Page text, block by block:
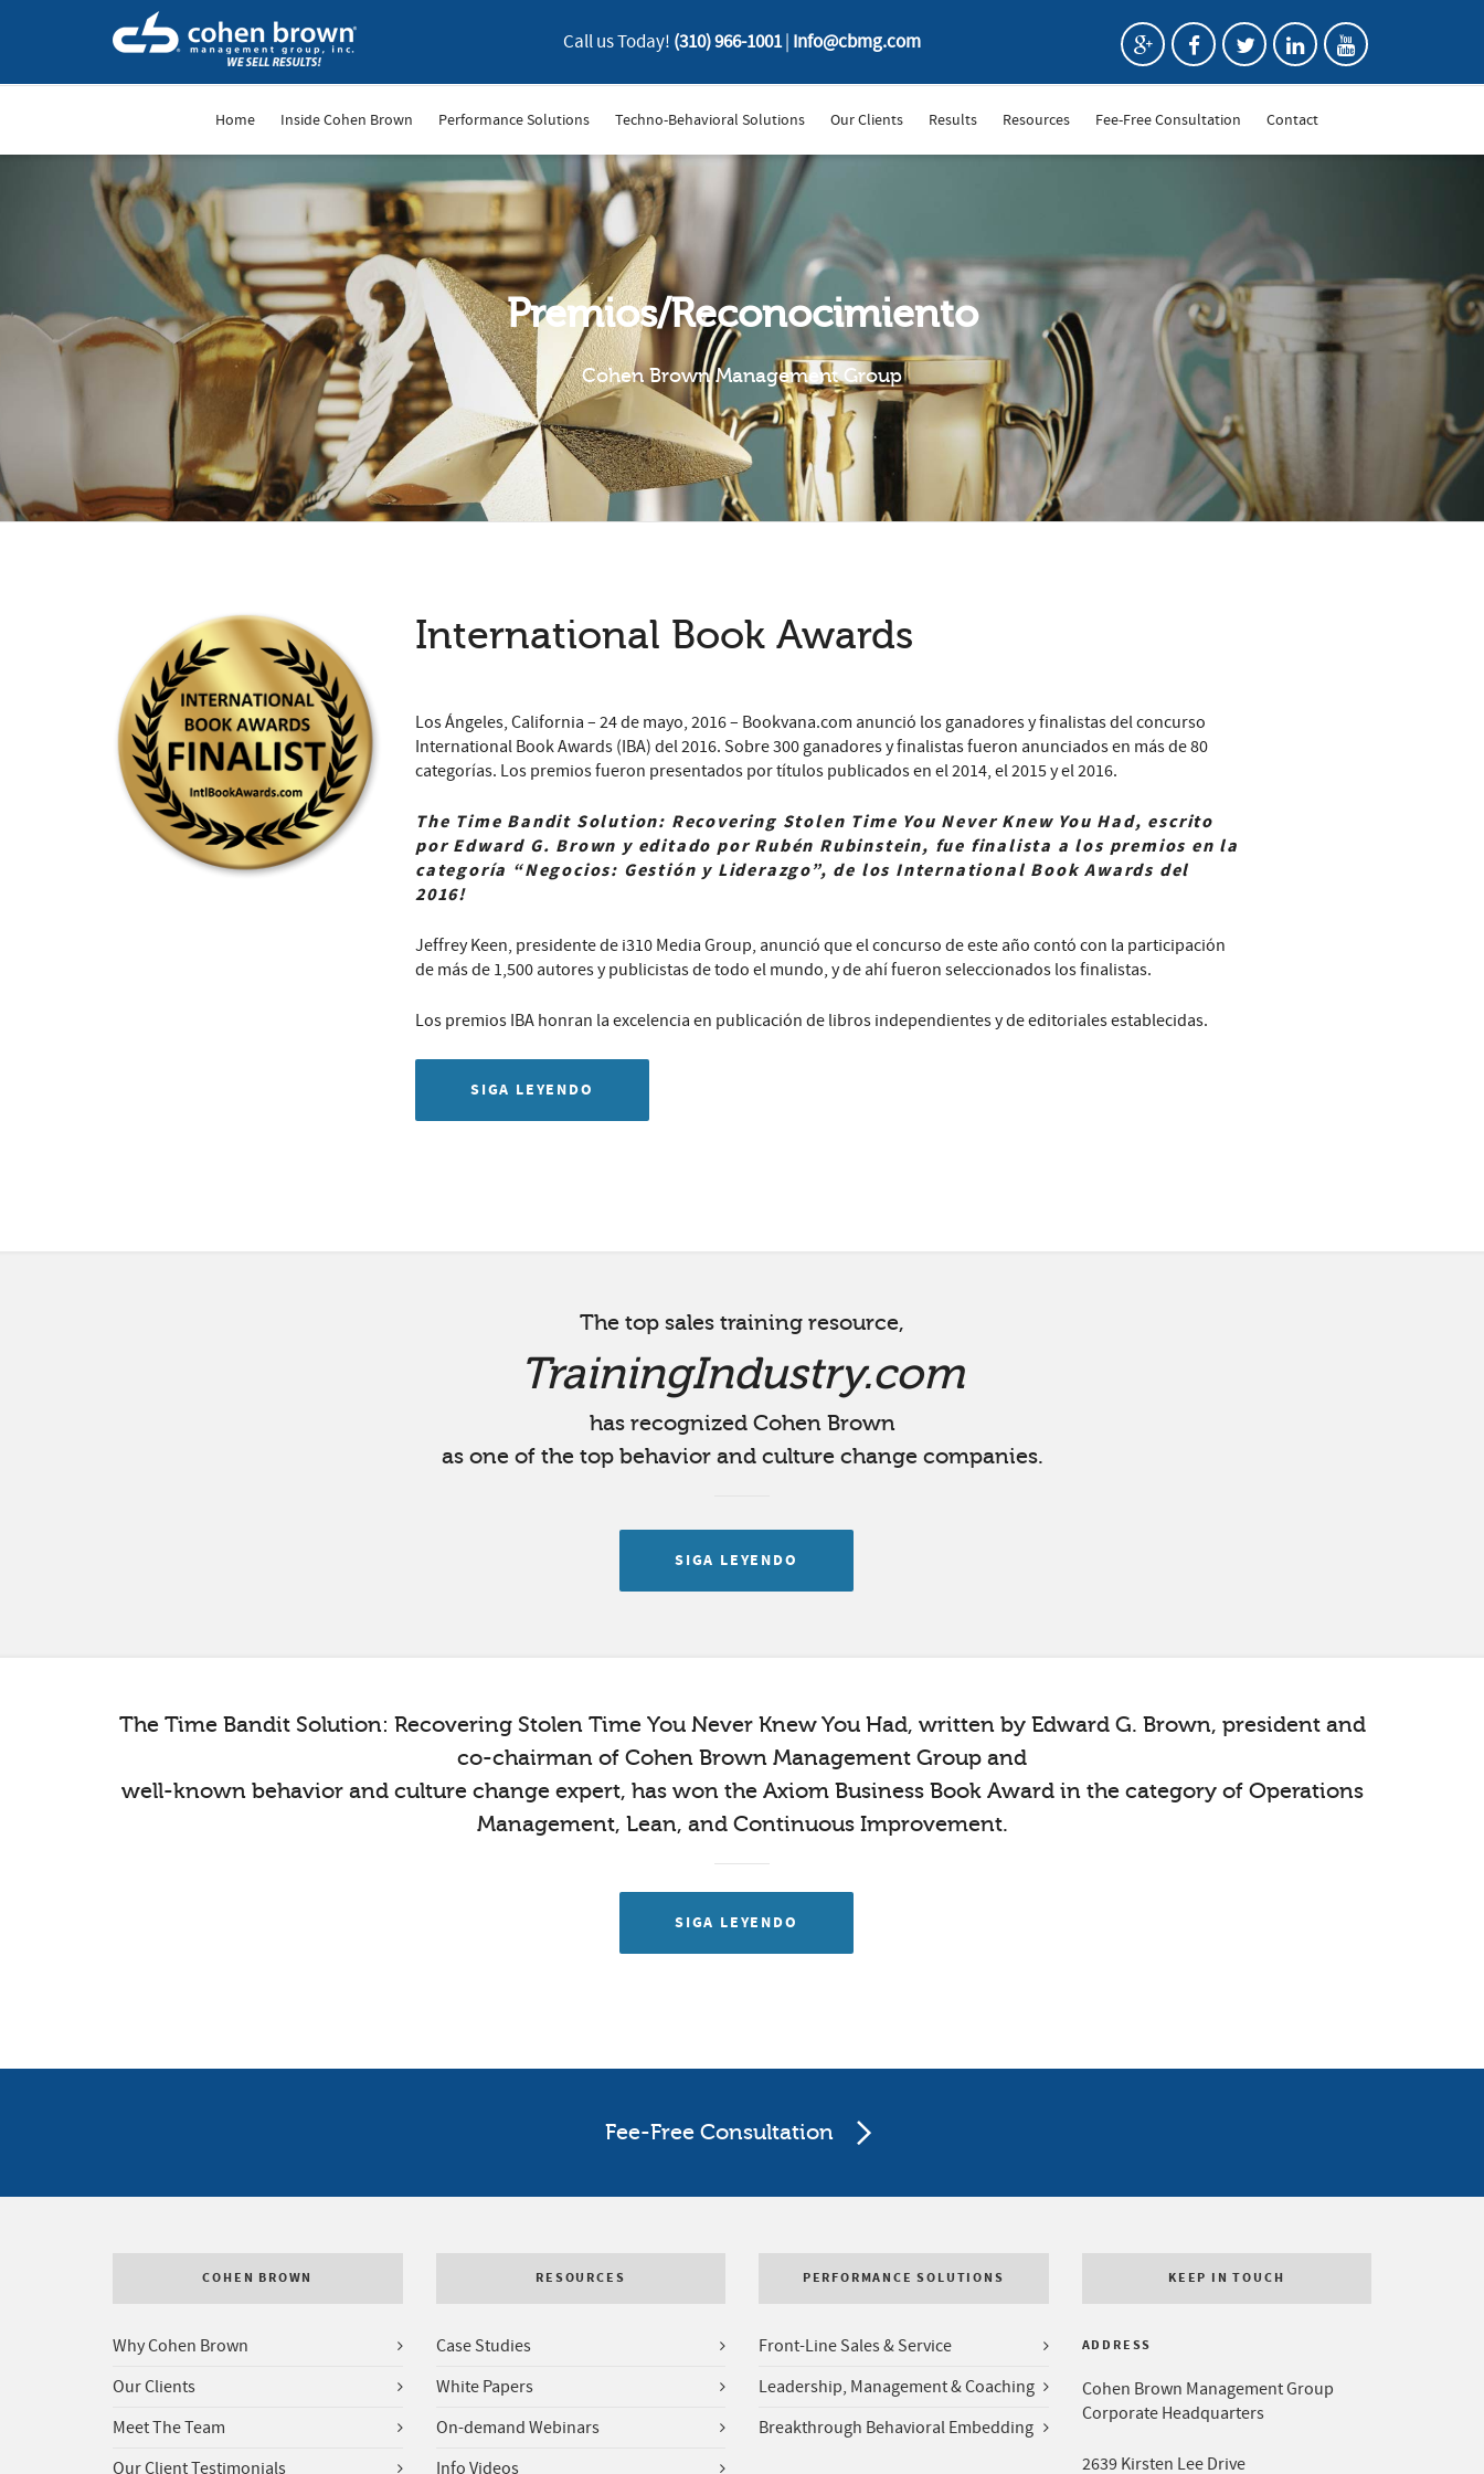
Call us Today! (310) 966-1001| Info@cbmg.com
Home Inside Cohen Brown Performance Solutions Techno-Behavioral Solutions Our Clients Results Resources Fee-Free Consultation Contact
Premios/Reconocimiento
Cohen Brown Management Group
International Book Awards
Los Ángeles, California – 24 de mayo, 2016 – Bookvana.com anunció los ganadores y finalistas del concurso
International Book Awards (IBA) del 2016. Sobre 300 ganadores y finalistas fueron anunciados en más de 80
categorías. Los premios fueron presentados por títulos publicados en el 2014, el 2015 y el 2016.
The Time Bandit Solution: Recovering Stolen Time You Never Knew You Had, escrito
por Edward G. Brown y editado por Rubén Rubinstein, fue finalista a los premios en la
categoría “Negocios: Gestión y Liderazgo”, de los International Book Awards del
2016!
Jeffrey Keen, presidente de i310 Media Group, anunció que el concurso de este año contó con la participación
de más de 1,500 autores y publicistas de todo el mundo, y de ahí fueron seleccionados los finalistas.
Los premios IBA honran la excelencia en publicación de libros independientes y de editoriales establecidas.
SIGA LEYENDO
The top sales training resource,
TrainingIndustry.com
has recognized Cohen Brown
as one of the top behavior and culture change companies.
SIGA LEYENDO
The Time Bandit Solution: Recovering Stolen Time You Never Knew You Had, written by Edward G. Brown, president and
co-chairman of Cohen Brown Management Group and
well-known behavior and culture change expert, has won the Axiom Business Book Award in the category of Operations
Management, Lean, and Continuous Improvement.
SIGA LEYENDO
Fee-Free Consultation
COHEN BROWN
Why Cohen Brown
Our Clients
Meet The Team
Our Client Testimonials
RESOURCES
Case Studies
White Papers
On-demand Webinars
Info Videos
PERFORMANCE SOLUTIONS
Front-Line Sales & Service
Leadership, Management & Coaching
Breakthrough Behavioral Embedding
KEEP IN TOUCH
ADDRESS
Cohen Brown Management Group
Corporate Headquarters
2639 Kirsten Lee Drive